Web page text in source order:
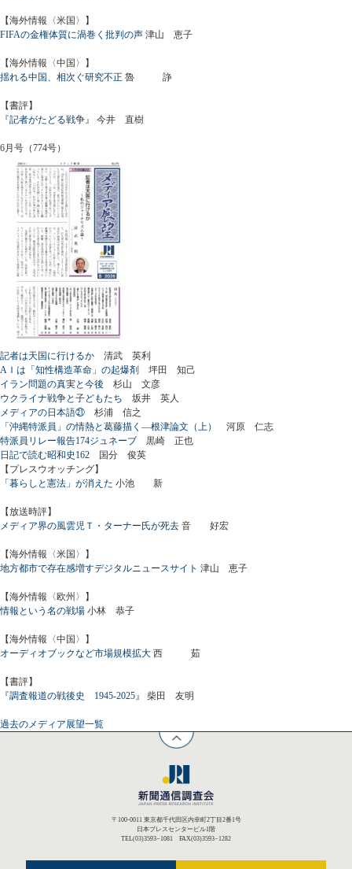
【海外情報〈米国〉】
FIFAの金権体質に渦巻く批判の声 津山 恵子
【海外情報〈中国〉】
揺れる中国、相次ぐ研究不正 魯 諍
【書評】
『記者がたどる戦争』
今井 直樹
6月号（774号）
記者は天国に行けるか 清武 英利
AＩは「知性構造革命」の起爆剤 坪田 知己
イラン問題の真実と今後 杉山 文彦
ウクライナ戦争と子どもたち 坂井 英人
メディアの日本語㉑ 杉浦 信之
「沖縄特派員」の情熱と葛藤描く―根津論文（上）
河原 仁志
特派員リレー報告174ジュネーブ 黒崎 正也
日記で読む昭和史162 国分 俊英
【プレスウオッチング】
「暮らしと憲法」が消えた 小池 新
【放送時評】
メディア界の風雲児Ｔ・ターナー氏が死去 音 好宏
【海外情報〈米国〉】
地方都市で存在感増すデジタルニュースサイト 津山 恵子
【海外情報〈欧州〉】
情報という名の戦場 小林 恭子
【海外情報〈中国〉】
オーディオブックなど市場規模拡大 西 茹
【書評】
『調査報道の戦後史 1945-2025』
柴田 友明
過去のメディア展望一覧
〒100-0011 東京都千代田区内幸町2丁目2番1号
日本プレスセンタービル1階
TEL(03)3593−1081 FAX(03)3593−1282